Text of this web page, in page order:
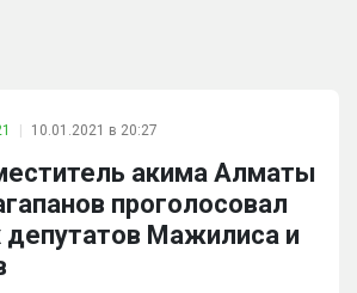
10.01.2021 в 20:27
акима Алматы
проголосовал
депутатов Мажилиса и